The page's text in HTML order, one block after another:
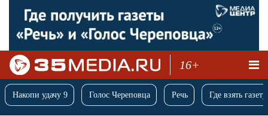
16+
Накопи удачу 9 Голос Череповца Речь Где взять